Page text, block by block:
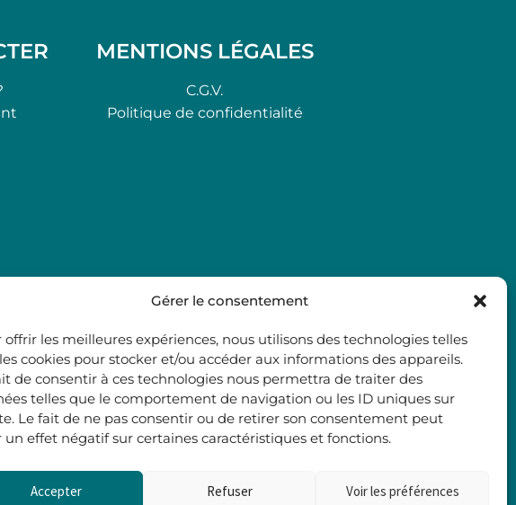
Gérer le consentement
offrir les meilleures expériences, nous utilisons des technologies telles
cookies pour stocker et/ou accéder aux informations des appareils.
de consentir à ces technologies nous permettra de traiter des
telles que le comportement de navigation ou les ID uniques sur
Le fait de ne pas consentir ou de retirer son consentement peut
un effet négatif sur certaines caractéristiques et fonctions.
Accepter Refuser Voir les préférences
MENTIONS LÉGALES
C.G.V.
Politique de confidentialité